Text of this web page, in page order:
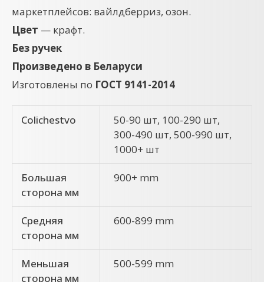
маркетплейсов: вайлдберриз, озон.
Цвет — крафт.
Без ручек
Произведено в Беларуси
Изготовлены по ГОСТ 9141-2014
Colichestvo
50-90 шт, 100-290 шт,
300-490 шт, 500-990 шт,
1000+ шт
Большая
сторона мм
900+ mm
Средняя
сторона мм
600-899 mm
Меньшая
сторона мм
500-599 mm